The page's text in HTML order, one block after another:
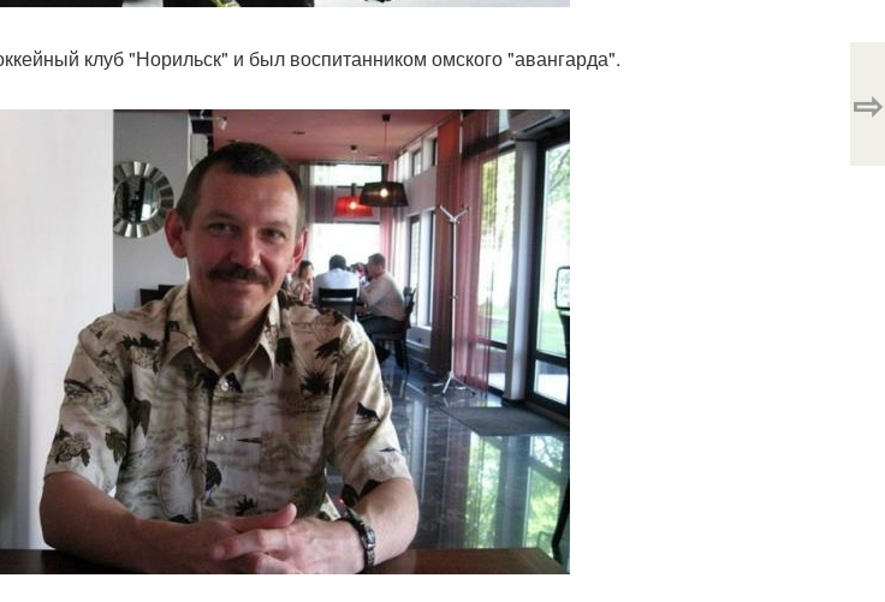
клуб "Норильск" и был воспитанником омского "авангарда".
⇨